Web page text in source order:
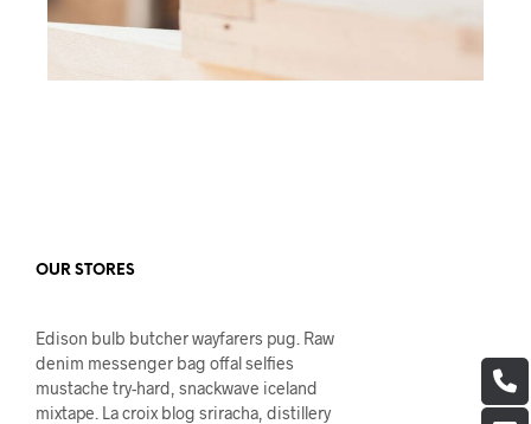
OUR STORES
Edison bulb butcher wayfarers pug. Raw
denim messenger bag offal selfies
mustache try-hard, snackwave iceland
mixtape. La croix blog sriracha, distillery